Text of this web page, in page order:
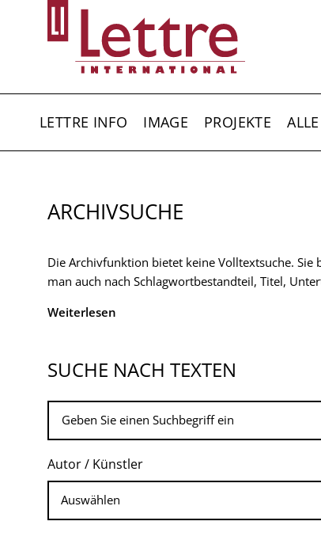
LETTRE INFO IMAGE PROJEKTE
ARCHIVSUCHE
Die Archivfunktion bietet keine Volltextsuche.
man auch nach Schlagwortbestandteil, Titel,
Weiterlesen
SUCHE NACH TEXTEN
Autor / Künstler